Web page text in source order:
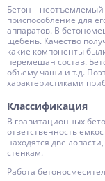
Бетон –
приспособление для
аппаратов. В
щебень. Качество
какие компоненты
перемешан состав.
объему чаши и т.д.
характеристиками
Классификация
В гравитационных
ответственность
находятся две
стенкам.
Работа